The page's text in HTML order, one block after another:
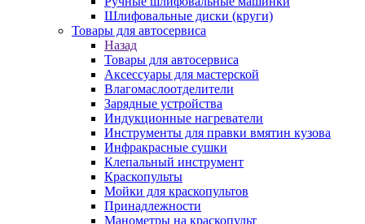
Шлифовальные диски (круги)
Товары для автосервиса
Назад
Товары для автосервиса
Аксессуары для мастерской
Влагомаслоотделители
Зарядные устройства
Индукционные нагреватели
Инструменты для правки вмятин кузова
Инфракрасные сушки
Клепальный инструмент
Краскопульты
Мойки для краскопультов
Принадлежности
Манометры на краскопульт